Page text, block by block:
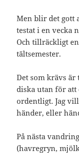
Men blir det gott
testat i en vecka
Och tillräckligt
tältsemester.
Det som krävs
diska utan för att
ordentligt. Jag
händer, eller
På nästa
(havregryn,